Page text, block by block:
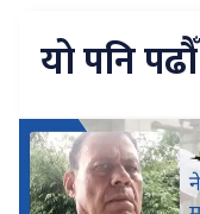
यो पनि पढौँ